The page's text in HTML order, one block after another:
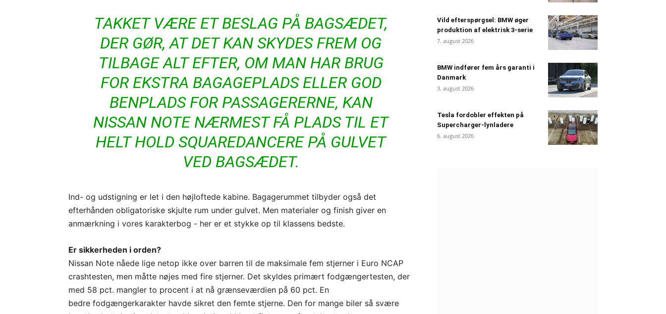
TAKKET VÆRE ET BESLAG PÅ BAGSÆDET,
DER GØR, AT DET KAN SKYDES FREM OG
TILBAGE ALT EFTER, OM MAN HAR BRUG
FOR EKSTRA BAGAGEPLADS ELLER GOD
BENPLADS FOR PASSAGERERNE, KAN
NISSAN NOTE NÆRMEST FÅ PLADS TIL ET
HELT HOLD SQUAREDANCERE PÅ GULVET
VED BAGSÆDET.
Ind- og udstigning er let i den højloftede kabine. Bagagerummet tilbyder også det
efterhånden obligatoriske skjulte rum under gulvet. Men materialer og finish giver en
anmærkning i vores karakterbog - her er et stykke op til klassens bedste.
Er sikkerheden i orden?
Nissan Note nåede lige netop ikke over barren til de maksimale fem stjerner i Euro NCAP
crashtesten, men måtte nøjes med fire stjerner. Det skyldes primært fodgængertesten, der
med 58 pct. mangler to procent i at nå grænseværdien på 60 pct. En
bedre fodgængerkarakter havde sikret den femte stjerne. Den for mange biler så svære
Vild efterspørgsel: BMW øger
produktion af elektrisk 3-serie
7. august 2026
BMW indfører fem års garanti i
Danmark
3. august 2026
Tesla fordobler effekten på
Supercharger-lynladere
6. august 2026